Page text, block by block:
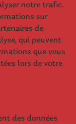
notre trafic.
sur
de
qui peuvent
que vous
lors de votre
des données